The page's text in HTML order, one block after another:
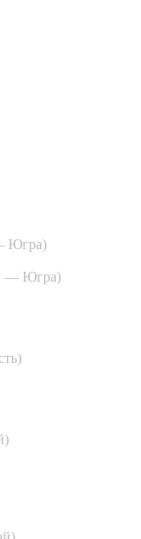
Югра)
— Югра)